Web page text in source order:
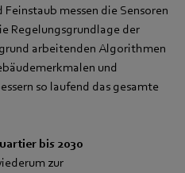
messen die Sensoren
Regelungsgrundlage der
arbeitenden Algorithmen
und
so laufend das gesamte
bis 2030
zur